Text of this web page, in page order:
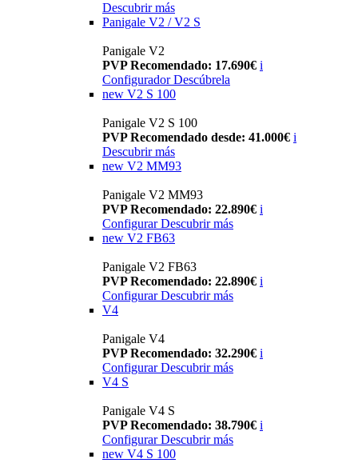
Descubrir más
Panigale V2 / V2 S
Panigale V2
PVP Recomendado: 17.690€ i
Configurador Descúbrela
new V2 S 100
Panigale V2 S 100
PVP Recomendado desde: 41.000€ i
Descubrir más
new V2 MM93
Panigale V2 MM93
PVP Recomendado: 22.890€ i
Configurar Descubrir más
new V2 FB63
Panigale V2 FB63
PVP Recomendado: 22.890€ i
Configurar Descubrir más
V4
Panigale V4
PVP Recomendado: 32.290€ i
Configurar Descubrir más
V4 S
Panigale V4 S
PVP Recomendado: 38.790€ i
Configurar Descubrir más
new V4 S 100